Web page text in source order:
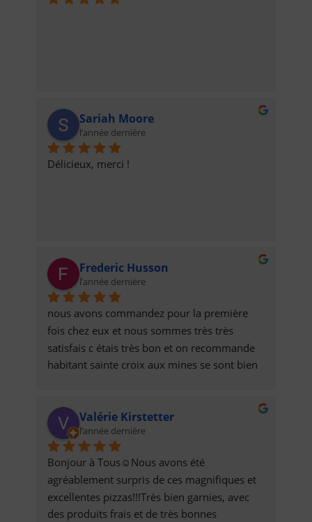
Sariah Moore
l’année dernière
Délicieux, merci !
Frederic Husson
l’année dernière
nous avons commandez pour la première
fois chez eux et nous sommes très très
satisfais c étais très bon et on recommande
habitant sainte croix aux mines se sont bien
et bien garnis pour deux personnes qui sont
grand mangeur
Valérie Kirstetter
l’année dernière
Bonjour à Tous☺️Nous avons été
agréablement surpris de ces magnifiques et
excellentes pizzas!!!Très bien garnies, avec
des produits frais et de très bonnes